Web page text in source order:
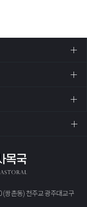
(쌍촌동) 천주교 광주대교구